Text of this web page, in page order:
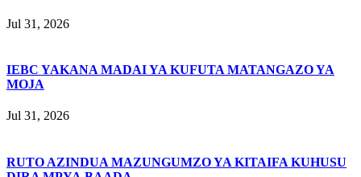
Jul 31, 2026
IEBC YAKANA MADAI YA KUFUTA MATANGAZO YA
MOJA
Jul 31, 2026
RUTO AZINDUA MAZUNGUMZO YA KITAIFA KUHUSU